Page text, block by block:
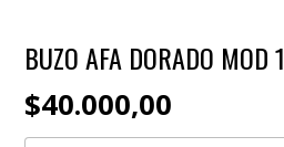
BUZO AFA DORADO MOD 1
$40.000,00